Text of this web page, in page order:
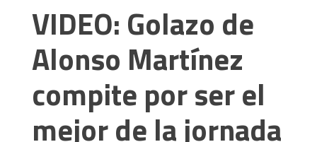
VIDEO: Golazo de
Alonso Martínez
compite por ser el
mejor de la jornada